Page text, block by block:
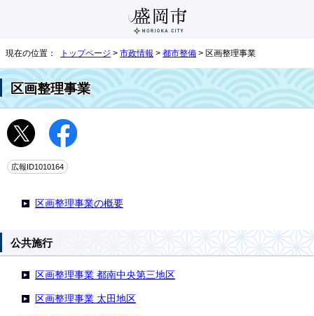
現在の位置： トップページ > 市政情報 > 都市整備 > 区画整理事業
区画整理事業
広報ID1010164
区画整理事業の概要
公共施行
区画整理事業 都南中央第三地区
区画整理事業 太田地区